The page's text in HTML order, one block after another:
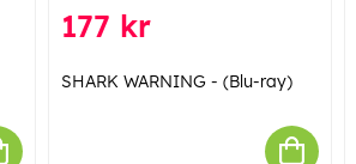
177 kr
SHARK WARNING - (Blu-ray)